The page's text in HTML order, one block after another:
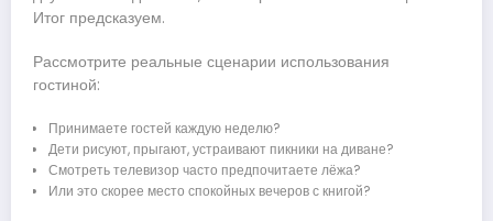
Итог предсказуем.
Рассмотрите реальные сценарии использования
гостиной:
Принимаете гостей каждую неделю?
Дети рисуют, прыгают, устраивают пикники на диване?
Смотреть телевизор часто предпочитаете лёжа?
Или это скорее место спокойных вечеров с книгой?